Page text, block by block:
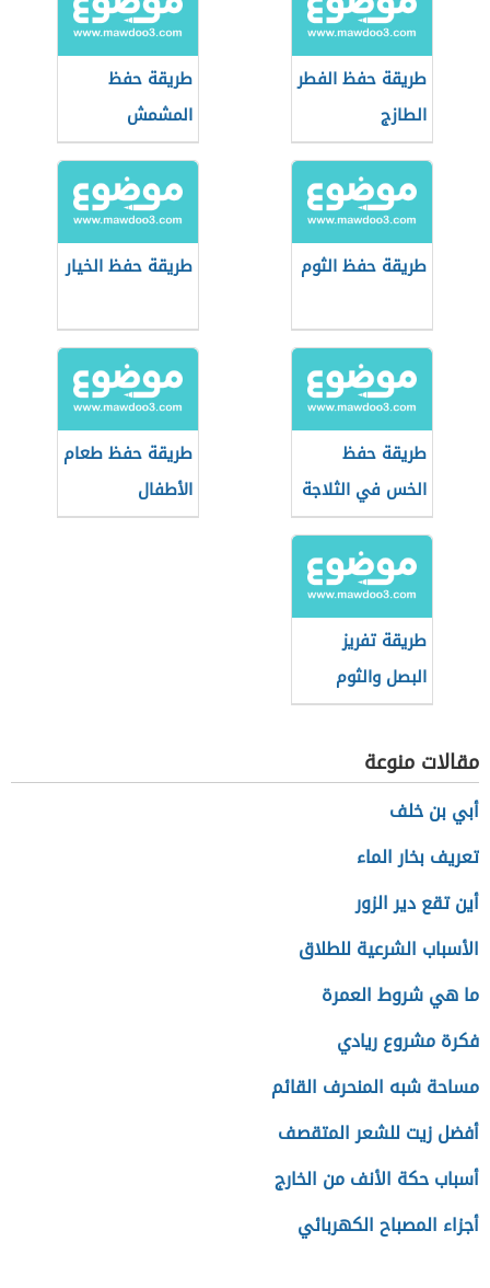
طريقة حفظ الفطر
الطازج
طريقة حفظ
المشمش
طريقة حفظ الثوم طريقة حفظ الخيار
طريقة حفظ
الخس في الثلاجة
طريقة حفظ طعام
الأطفال
طريقة تفريز
البصل والثوم
مقالات منوعة
أبي بن خلف
تعريف بخار الماء
أين تقع دير الزور
الأسباب الشرعية للطلاق
ما هي شروط العمرة
فكرة مشروع ريادي
مساحة شبه المنحرف القائم
أفضل زيت للشعر المتقصف
أسباب حكة الأنف من الخارج
أجزاء المصباح الكهربائي